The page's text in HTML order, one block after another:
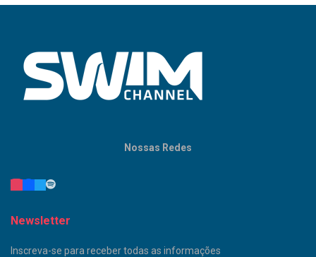
Nossas Redes
Newsletter
Inscreva-se para receber todas as informações